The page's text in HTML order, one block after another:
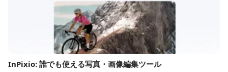
InPixio: 誰でも使える写真・画像編集ツール